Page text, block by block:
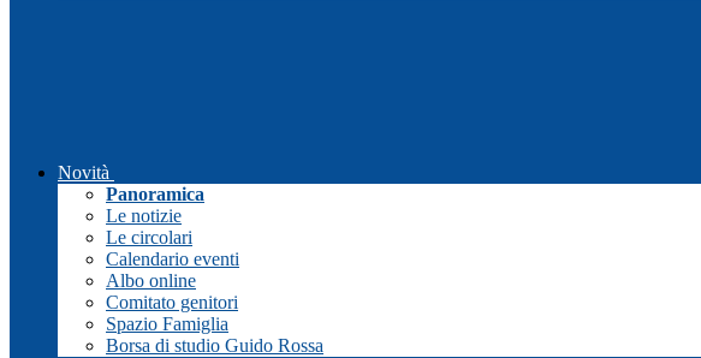
Novità
Panoramica
Le notizie
Le circolari
Calendario eventi
Albo online
Comitato genitori
Spazio Famiglia
Borsa di studio Guido Rossa